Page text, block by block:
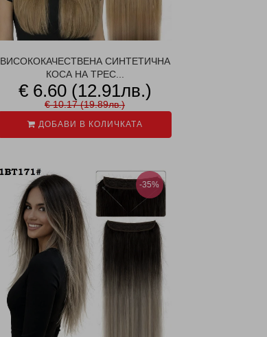
ВИСОКОКАЧЕСТВЕНА СИНТЕТИЧНА
КОСА НА ТРЕС...
€ 6.60 (12.91лв.)
€ 10.17 (19.89лв.)
ДОБАВИ В КОЛИЧКАТА
-35%